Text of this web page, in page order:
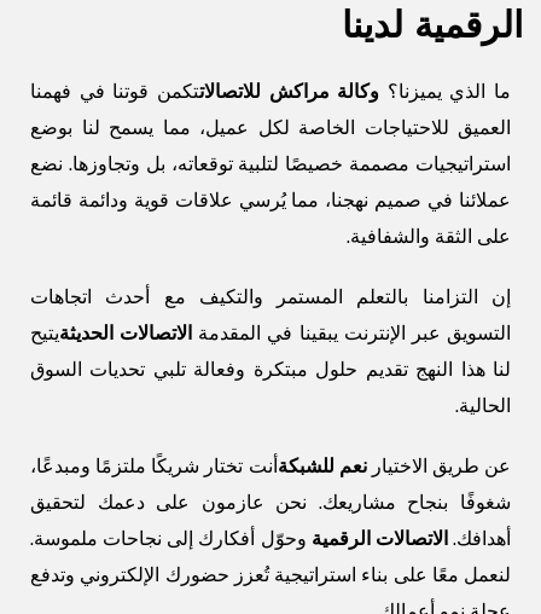
الرقمية لدينا
ما الذي يميزنا؟ وكالة مراكش للاتصالاتتكمن قوتنا في فهمنا
العميق للاحتياجات الخاصة لكل عميل، مما يسمح لنا بوضع
استراتيجيات مصممة خصيصًا لتلبية توقعاته، بل وتجاوزها. نضع
عملائنا في صميم نهجنا، مما يُرسي علاقات قوية ودائمة قائمة
على الثقة والشفافية.
إن التزامنا بالتعلم المستمر والتكيف مع أحدث اتجاهات
التسويق عبر الإنترنت يبقينا في المقدمة الاتصالات الحديثةيتيح
لنا هذا النهج تقديم حلول مبتكرة وفعالة تلبي تحديات السوق
الحالية.
عن طريق الاختيار نعم للشبكةأنت تختار شريكًا ملتزمًا ومبدعًا،
شغوفًا بنجاح مشاريعك. نحن عازمون على دعمك لتحقيق
أهدافك.الاتصالات الرقمية وحوّل أفكارك إلى نجاحات ملموسة.
لنعمل معًا على بناء استراتيجية تُعزز حضورك الإلكتروني وتدفع